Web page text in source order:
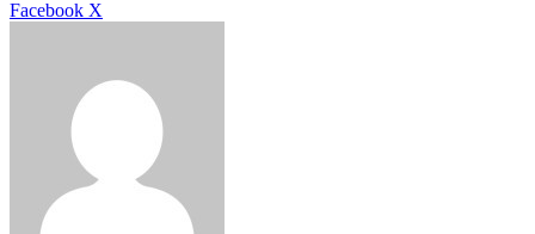
Facebook X